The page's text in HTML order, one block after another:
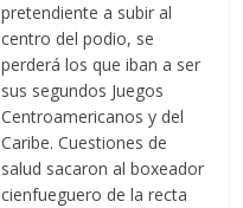
pretendiente a subir al
centro del podio, se
perderá los que iban a ser
sus segundos Juegos
Centroamericanos y del
Caribe. Cuestiones de
salud sacaron al boxeador
cienfueguero de la recta